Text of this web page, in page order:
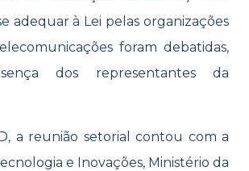
adequar à Lei pelas organizações
foram debatidas,
dos representantes da
a reunião setorial contou com a
e Inovações, Ministério da